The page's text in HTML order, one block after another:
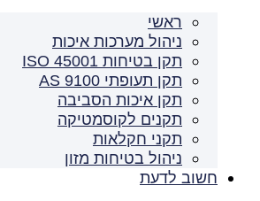
ראשי
ניהול מערכות איכות
תקן בטיחות ISO 45001
תקן תעופתי AS 9100
תקן איכות הסביבה
תקנים לקוסמטיקה
תקני חקלאות
ניהול בטיחות מזון
חשוב לדעת